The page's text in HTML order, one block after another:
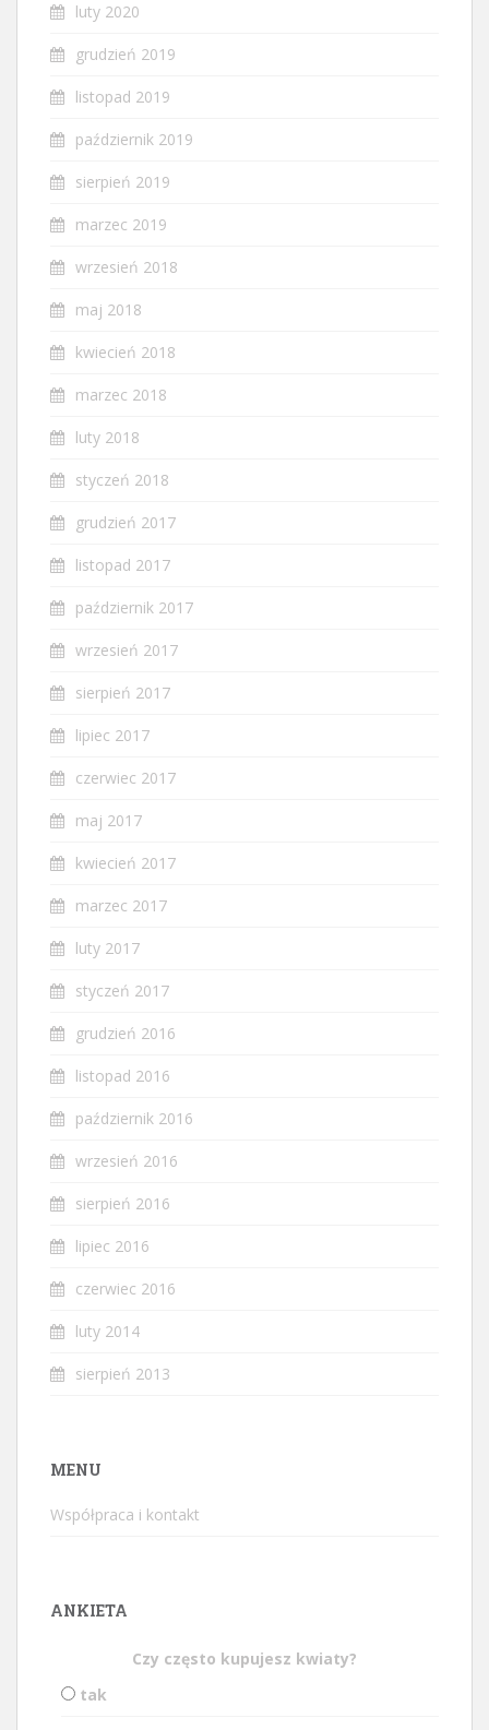
luty 2020
grudzień 2019
listopad 2019
październik 2019
sierpień 2019
marzec 2019
wrzesień 2018
maj 2018
kwiecień 2018
marzec 2018
luty 2018
styczeń 2018
grudzień 2017
listopad 2017
październik 2017
wrzesień 2017
sierpień 2017
lipiec 2017
czerwiec 2017
maj 2017
kwiecień 2017
marzec 2017
luty 2017
styczeń 2017
grudzień 2016
listopad 2016
październik 2016
wrzesień 2016
sierpień 2016
lipiec 2016
czerwiec 2016
luty 2014
sierpień 2013
MENU
Współpraca i kontakt
ANKIETA
Czy często kupujesz kwiaty?
tak